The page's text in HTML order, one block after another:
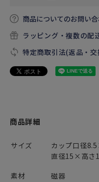
商品についてのお問い
ラッピング・複数の配
特定商取引法(返品・
商品詳細
サイズ
カップ口径
直径15×高さ
素材
磁器